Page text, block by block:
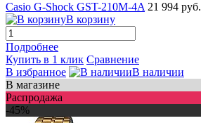
Casio G-Shock GST-210M-4A 21 994 руб.
В корзину
Подробнее
Купить в 1 клик Сравнение
В избранное
В наличии
В магазине
Распродажа
-45%